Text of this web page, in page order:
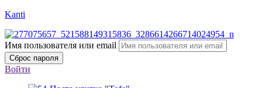
Kanti
Имя пользователя или email
Сброс пароля
Войти